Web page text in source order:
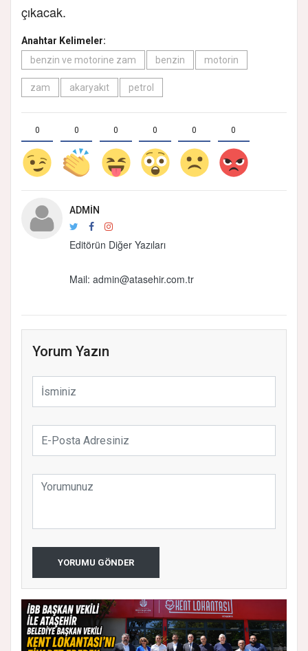
çıkacak.
Anahtar Kelimeler:
benzin ve motorine zam
benzin motorin
zam akaryakıt petrol
0 0 0 0 0 0
ADMIN
Editörün Diğer Yazıları
Mail: admin@atasehir.com.tr
Yorum Yazın
YORUMU GÖNDER